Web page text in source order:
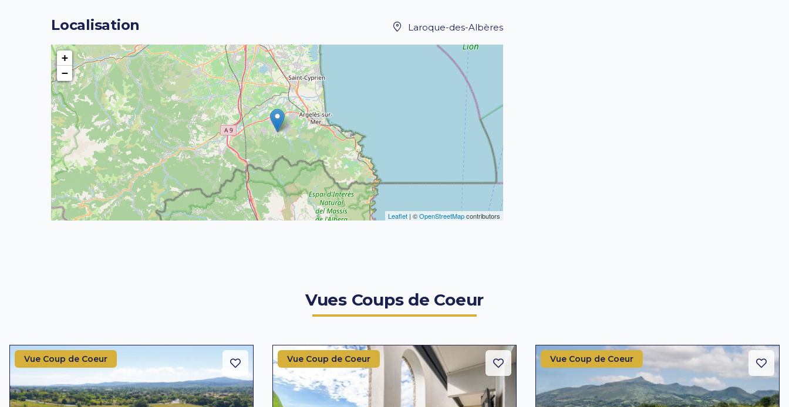
Localisation Laroque-des-Albères
+
−
Leaflet| ©OpenStreetMapcontributors
Vues Coups de Coeur
Vue Coup de Coeur Vue Coup de Coeur Vue Coup de Coeur